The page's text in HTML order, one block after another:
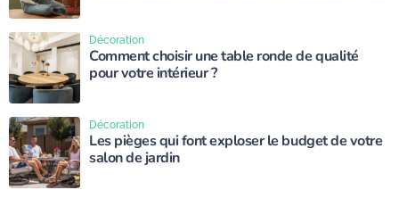
Comment choisir une table ronde de qualité
pour votre intérieur ?
Décoration
Les pièges qui font exploser le budget de votre
salon de jardin
Décoration